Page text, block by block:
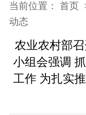
当前位置： 首页
动态
农业农村部
小组会强调
工作 为扎实